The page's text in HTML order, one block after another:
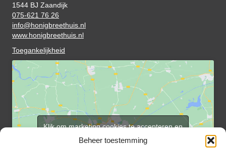
Beheer toestemming
1544 BJ Zaandijk
075-621 76 26
info@honigbreethuis.nl
www.honigbreethuis.nl
Toegankelijkheid
Klik om marketing cookies te accepteren en
deze inhoud in te schakelen